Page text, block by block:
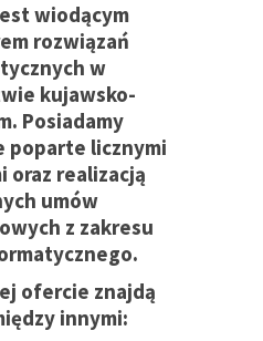
wiodącym
rozwiązań
w
kujawsko-
Posiadamy
poparte licznymi
oraz realizacją
umów
z zakresu
ofercie znajdą
innymi: